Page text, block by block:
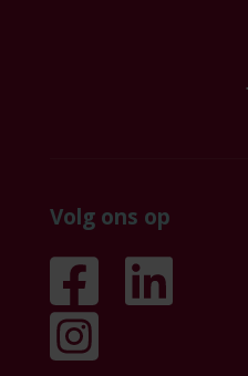
Volg ons op